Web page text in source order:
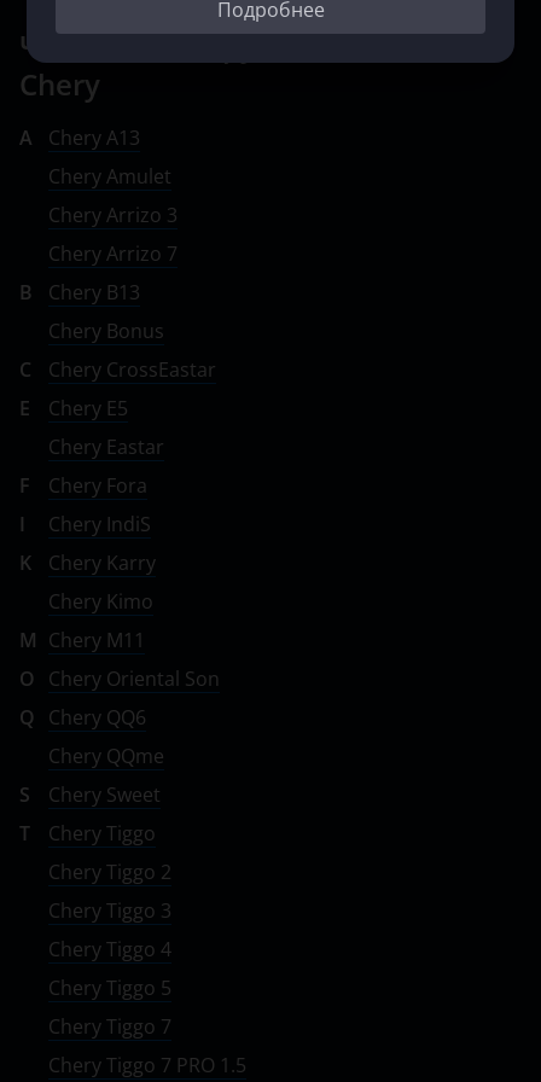
Подробнее
Чип-тюнинг других моделей
Chery
A
Chery A13
Chery Amulet
Chery Arrizo 3
Chery Arrizo 7
B
Chery B13
Chery Bonus
C
Chery CrossEastar
E
Chery E5
Chery Eastar
F
Chery Fora
I
Chery IndiS
K
Chery Karry
Chery Kimo
M Chery M11
O
Chery Oriental Son
Q
Chery QQ6
Chery QQme
S
Chery Sweet
T
Chery Tiggo
Chery Tiggo 2
Chery Tiggo 3
Chery Tiggo 4
Chery Tiggo 5
Chery Tiggo 7
Chery Tiggo 7 PRO 1.5